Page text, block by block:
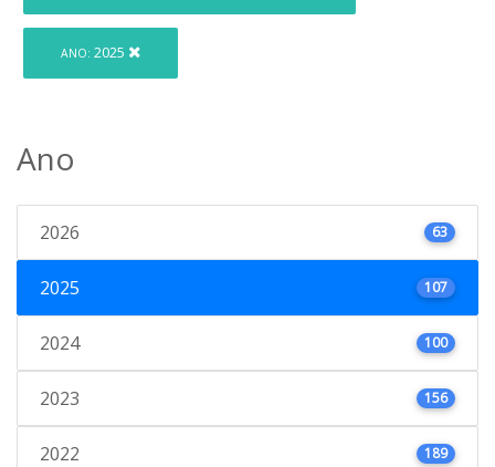
ANO: 2025
Ano
2026 63
2025 107
2024 100
2023 156
2022 189